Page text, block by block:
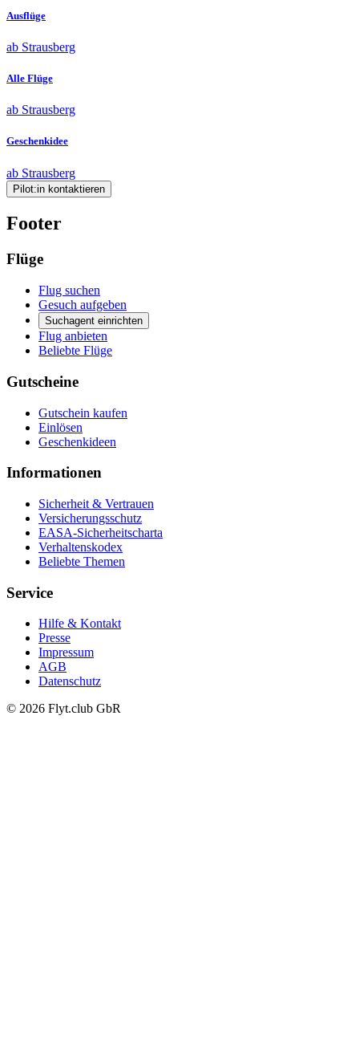
Ausflüge
ab Strausberg
Alle Flüge
ab Strausberg
Geschenkidee
ab Strausberg
Pilot:in kontaktieren
Footer
Flüge
Flug suchen
Gesuch aufgeben
Suchagent einrichten
Flug anbieten
Beliebte Flüge
Gutscheine
Gutschein kaufen
Einlösen
Geschenkideen
Informationen
Sicherheit & Vertrauen
Versicherungsschutz
EASA-Sicherheitscharta
Verhaltenskodex
Beliebte Themen
Service
Hilfe & Kontakt
Presse
Impressum
AGB
Datenschutz
© 2026 Flyt.club GbR